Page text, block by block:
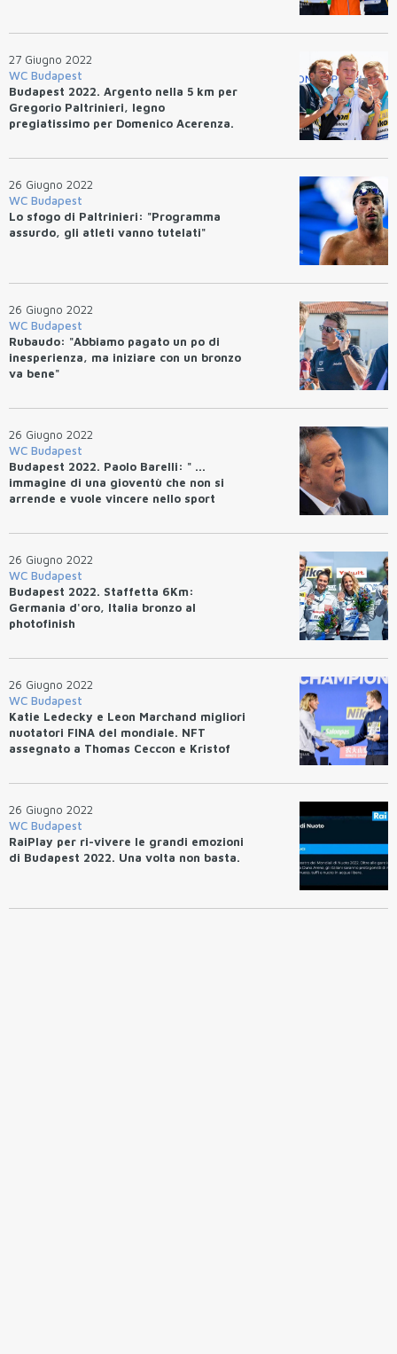
27 Giugno 2022
WC Budapest
Budapest 2022. Argento nella 5 km per
Gregorio Paltrinieri, legno
pregiatissimo per Domenico Acerenza.
Gabbrielleschi, sesta Ginevra
26 Giugno 2022
WC Budapest
Lo sfogo di Paltrinieri: "Programma
assurdo, gli atleti vanno tutelati"
26 Giugno 2022
WC Budapest
Rubaudo: "Abbiamo pagato un po di
inesperienza, ma iniziare con un bronzo
va bene"
26 Giugno 2022
WC Budapest
Budapest 2022. Paolo Barelli: " ...
immagine di una gioventù che non si
arrende e vuole vincere nello sport
26 Giugno 2022
WC Budapest
Budapest 2022. Staffetta 6Km:
Germania d'oro, Italia bronzo al
photofinish
26 Giugno 2022
WC Budapest
Katie Ledecky e Leon Marchand migliori
nuotatori FINA del mondiale. NFT
assegnato a Thomas Ceccon e Kristof
26 Giugno 2022
WC Budapest
RaiPlay per ri-vivere le grandi emozioni
di Budapest 2022. Una volta non basta.